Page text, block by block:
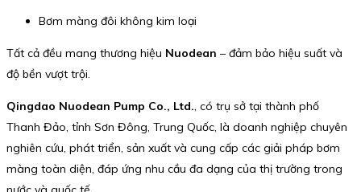
Bơm màng đôi không kim loại
Tất cả đều mang thương hiệu Nuodean – đảm bảo hiệu suất và
độ bền vượt trội.
Qingdao Nuodean Pump Co., Ltd., có trụ sở tại thành phố
Thanh Đảo, tỉnh Sơn Đông, Trung Quốc, là doanh nghiệp chuyên
nghiên cứu, phát triển, sản xuất và cung cấp các giải pháp bơm
màng toàn diện, đáp ứng nhu cầu đa dạng của thị trường trong